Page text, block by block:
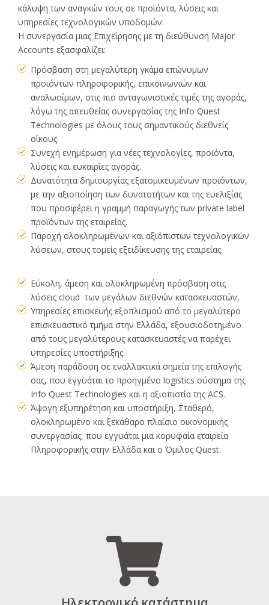
κάλυψη των αναγκών τους σε προϊόντα, λύσεις και
υπηρεσίες τεχνολογικών υποδομών.
Η συνεργασία μιας Επιχείρησης με τη διεύθυνση Major
Accounts εξασφαλίζει:
Πρόσβαση στη μεγαλύτερη γκάμα επώνυμων
προϊόντων πληροφορικής, επικοινωνιών και
αναλωσίμων, στις πιο ανταγωνιστικές τιμές της αγοράς,
λόγω της απευθείας συνεργασίας της Info Quest
Technologies με όλους τους σημαντικούς διεθνείς
οίκους.
Συνεχή ενημέρωση για νέες τεχνολογίες, προϊόντα,
λύσεις και ευκαιρίες αγοράς.
Δυνατότητα δημιουργίας εξατομικευμένων προϊόντων,
με την αξιοποίηση των δυνατοτήτων και της ευελιξίας
που προσφέρει η γραμμή παραγωγής των private label
προϊόντων της εταιρείας.
Παροχή ολοκληρωμένων και αξιόπιστων τεχνολογικών
λύσεων, στους τομείς εξειδίκευσης της εταιρείας
Εύκολη, άμεση και ολοκληρωμένη πρόσβαση στις
λύσεις cloud των μεγάλων διεθνών κατασκευαστών,
Υπηρεσίες επισκευής εξοπλισμού από το μεγαλύτερο
επισκευαστικό τμήμα στην Ελλάδα, εξουσιοδοτημένο
από τους μεγαλύτερους κατασκευαστές να παρέχει
υπηρεσίες υποστήριξης.
Άμεση παράδοση σε εναλλακτικά σημεία της επιλογής
σας, που εγγυάται το προηγμένο logistics σύστημα της
Info Quest Technologies και η αξιοπιστία της ACS.
Άψογη εξυπηρέτηση και υποστήριξη, Σταθερό,
ολοκληρωμένο και ξεκάθαρο πλαίσιο οικονομικής
συνεργασίας, που εγγυάται μια κορυφαία εταιρεία
Πληροφορικής στην Ελλάδα και ο Όμιλος Quest.